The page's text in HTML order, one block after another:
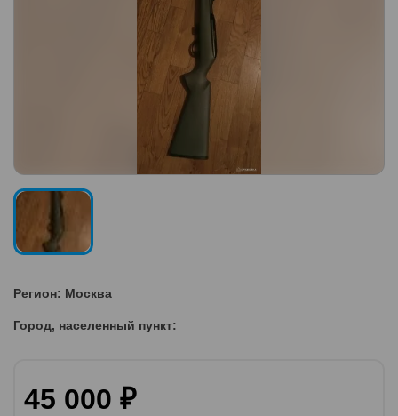
Регион: Москва
Город, населенный пункт:
45 000 ₽